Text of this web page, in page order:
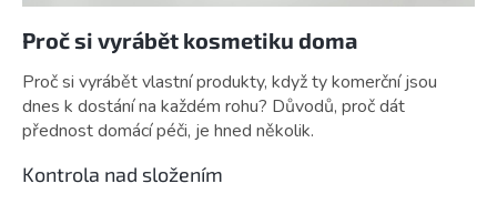
Proč si vyrábět kosmetiku doma
Proč si vyrábět vlastní produkty, když ty komerční jsou
dnes k dostání na každém rohu? Důvodů, proč dát
přednost domácí péči, je hned několik.
Kontrola nad složením